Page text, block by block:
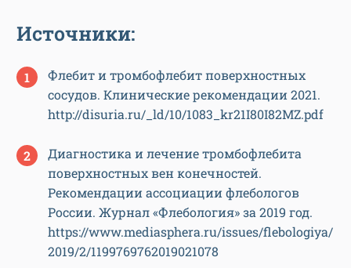
Источники:
Флебит и тромбофлебит поверхностных
сосудов. Клинические рекомендации 2021.
http://disuria.ru/_ld/10/1083_kr21I80I82MZ.pdf
Диагностика и лечение тромбофлебита
поверхностных вен конечностей.
Рекомендации ассоциации флебологов
России. Журнал «Флебология» за 2019 год.
https://www.mediasphera.ru/issues/flebologiya/
2019/2/1199769762019021078